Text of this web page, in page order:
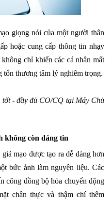
giọng nói của một người thân
hoặc cung cấp thông tin nhạy
chỉ khiến các cá nhân mất
tổn thương tâm lý nghiêm trọng.
tốt - đầy đủ CO/CQ tại Máy Chủ
không còn đáng tin
mạo được tạo ra dễ dàng hơn
bức ảnh làm nguyên liệu. Các
công đồng bộ hóa chuyển động
chân thực và thậm chí thêm